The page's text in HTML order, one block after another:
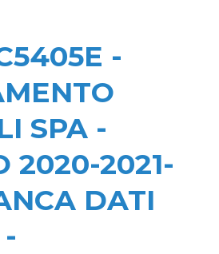
-
SPA -
2020-2021-
DATI